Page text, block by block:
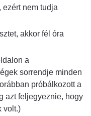
ezért nem tudja
akkor fél óra
a
sorrendje minden
próbálkozott a
azt feljegyeznie, hogy
volt.)